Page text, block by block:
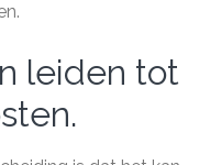
leiden tot